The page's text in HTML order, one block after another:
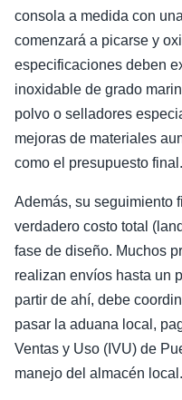
consola a medida con
comenzará a picarse y
especificaciones deben
inoxidable de grado
polvo o selladores
mejoras de materiales
como el presupuesto final.
Además, su seguimiento
verdadero costo total
fase de diseño. Muchos
realizan envíos hasta un
partir de ahí, debe
pasar la aduana local,
Ventas y Uso (IVU) de
manejo del almacén local.